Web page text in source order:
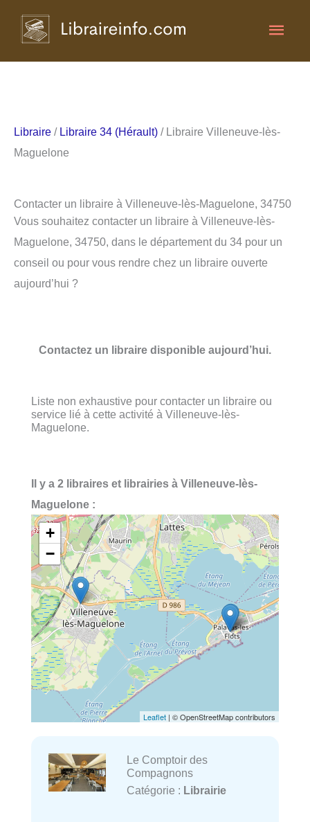
Libraire / Libraire 34 (Hérault) / Libraire Villeneuve-lès-
Maguelone
Contacter un libraire à Villeneuve-lès-Maguelone, 34750
Vous souhaitez contacter un libraire à Villeneuve-lès-
Maguelone, 34750, dans le département du 34 pour un
conseil ou pour vous rendre chez un libraire ouverte
aujourd’hui ?
Contactez un libraire disponible aujourd’hui.
Liste non exhaustive pour contacter un libraire ou
service lié à cette activité à Villeneuve-lès-
Maguelone.
Il y a 2 libraires et librairies à Villeneuve-lès-
Maguelone :
+
−
Leaflet | © OpenStreetMap contributors
Le Comptoir des
Compagnons
Catégorie : Librairie